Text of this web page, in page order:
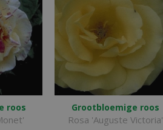
roos Grootbloemige roos
Rosa 'Auguste Victoria'